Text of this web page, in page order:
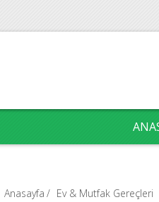
Anasayfa / Ev & Mutfak Gereçleri